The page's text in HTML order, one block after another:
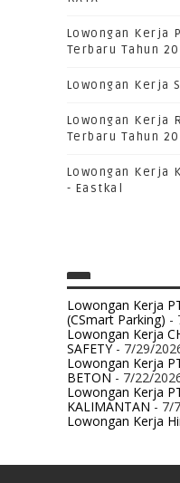
Lowongan Kerja
Terbaru Tahun
Lowongan Kerja
Lowongan Kerja
Terbaru Tahun
Lowongan Kerja
- Eastkal
Lowongan Kerja
(CSmart Parking) -
Lowongan Kerja
SAFETY- 7/29/
Lowongan Kerja
BETON- 7/22/
Lowongan Kerja
KALIMANTAN- 7/
Lowongan Kerja